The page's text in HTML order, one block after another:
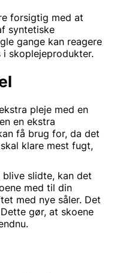
forsigtig med at
syntetiske
gange kan reagere
i skoplejeprodukter.
pleje med en
en ekstra
få brug for, da det
klare mest fugt,
slidte, kan det
med til din
med nye såler. Det
gør, at skoene